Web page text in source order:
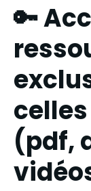
🔑
(pdf,